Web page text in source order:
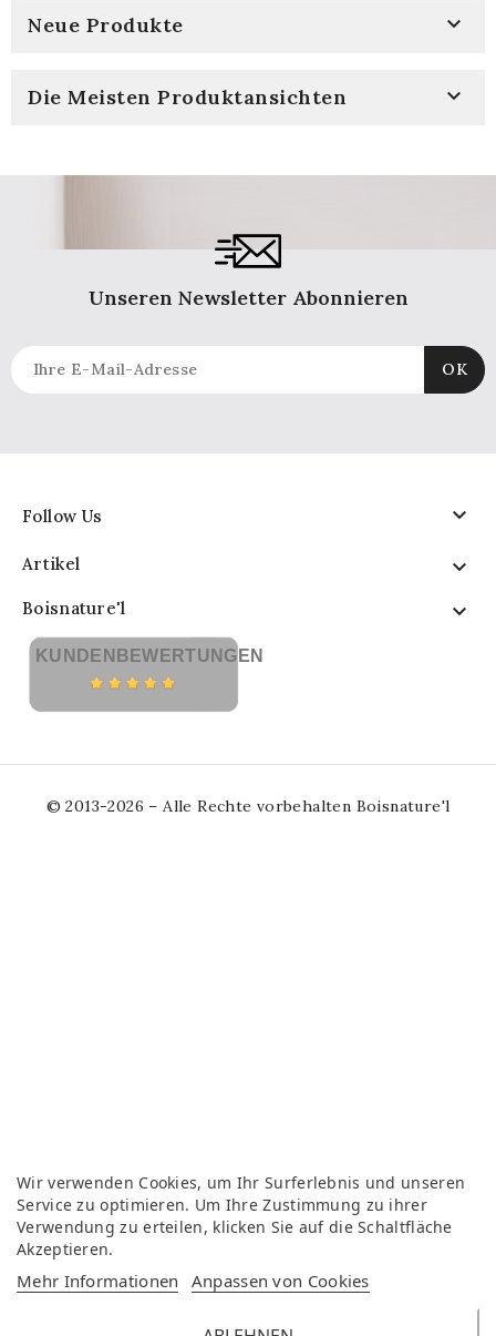
Neue Produkte 
Die Meisten Produktansichten 
Unseren Newsletter Abonnieren
Follow Us 
Artikel 
Boisnature'l 
Wir verwenden Cookies, um Ihr Surferlebnis und unseren
Service zu optimieren. Um Ihre Zustimmung zu ihrer
Verwendung zu erteilen, klicken Sie auf die Schaltfläche
Akzeptieren.
Mehr Informationen Anpassen von Cookies
KUNDENBEWERTUNGEN
© 2013-2026 – Alle Rechte vorbehalten Boisnature'l